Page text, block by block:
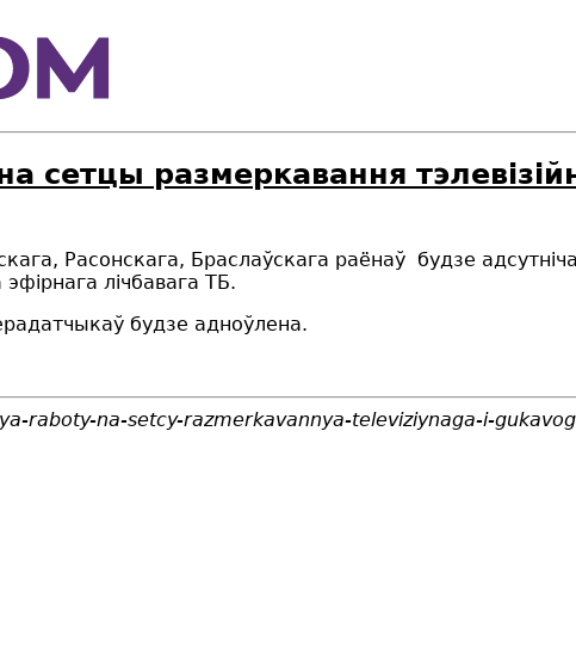
сетцы размеркавання
Расонскага, Браслаўскага раёнаў будзе
лічбавага ТБ.
будзе адноўлена.
raboty-na-setcy-razmerkavannya-televiziynaga-i-